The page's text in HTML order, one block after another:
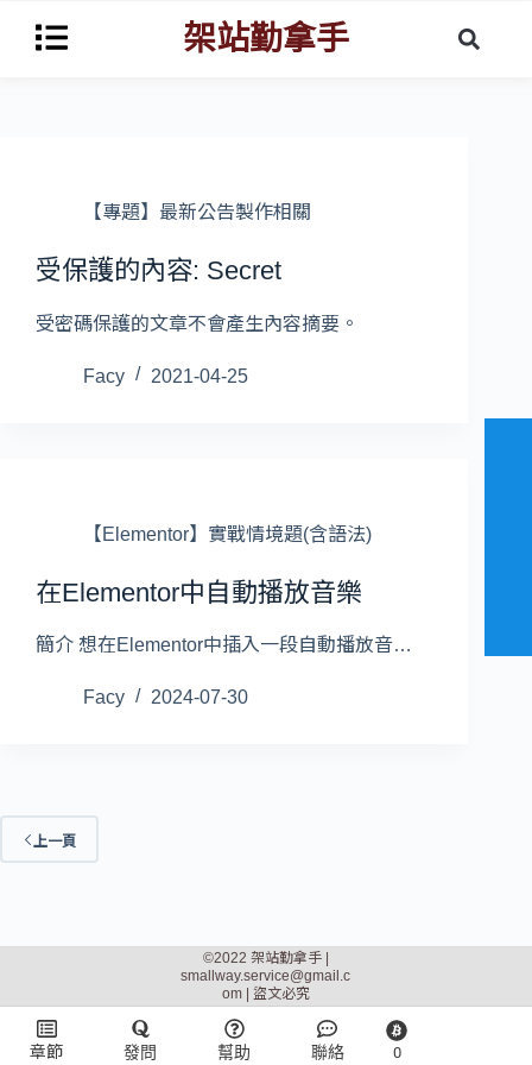
架站勤拿手
【專題】最新公告製作相關
受保護的內容: Secret
受密碼保護的文章不會產生內容摘要。
Facy 2021-04-25
【Elementor】實戰情境題(含語法)
在Elementor中自動播放音樂
簡介 想在Elementor中插入一段自動播放音…
Facy 2024-07-30
上一頁
©2022 架站勤拿手 |
smallway.service@gmail.c
om| 盜文必究
章節 發問 幫助 聯絡 0